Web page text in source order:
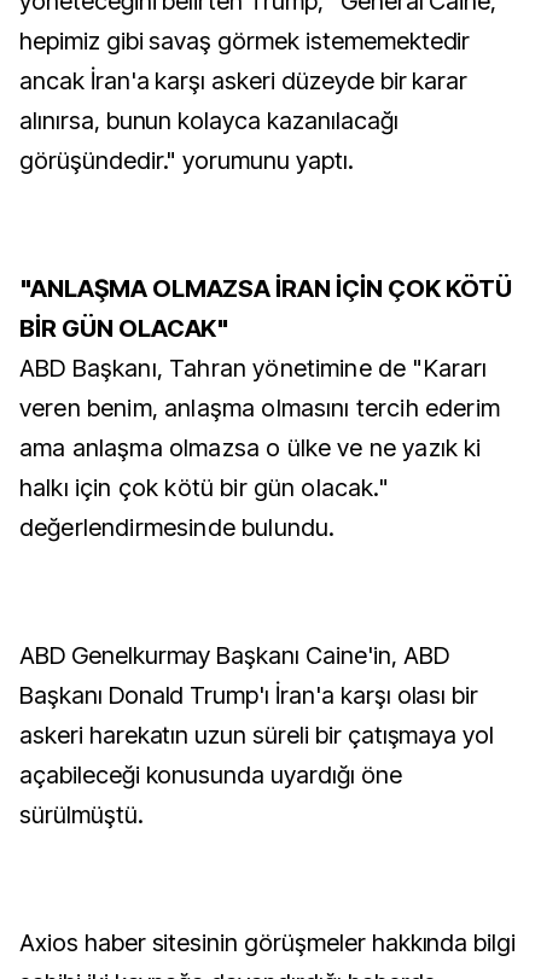
hepimiz gibi savaş görmek istememektedir
ancak İran'a karşı askeri düzeyde bir karar
alınırsa, bunun kolayca kazanılacağı
görüşündedir." yorumunu yaptı.
"ANLAŞMA OLMAZSA İRAN İÇİN ÇOK KÖTÜ
BİR GÜN OLACAK"
ABD Başkanı, Tahran yönetimine de "Kararı
veren benim, anlaşma olmasını tercih ederim
ama anlaşma olmazsa o ülke ve ne yazık ki
halkı için çok kötü bir gün olacak."
değerlendirmesinde bulundu.
ABD Genelkurmay Başkanı Caine'in, ABD
Başkanı Donald Trump'ı İran'a karşı olası bir
askeri harekatın uzun süreli bir çatışmaya yol
açabileceği konusunda uyardığı öne
sürülmüştü.
Axios haber sitesinin görüşmeler hakkında bilgi